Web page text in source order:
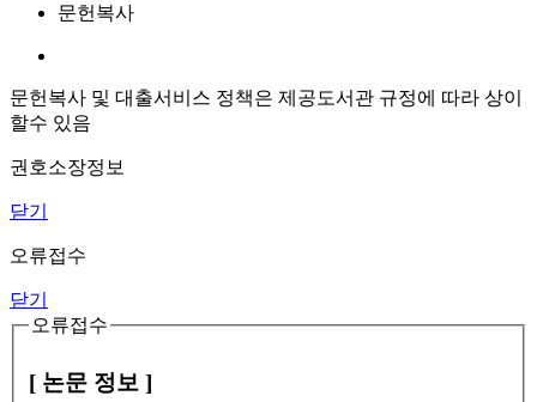
문헌복사
문헌복사 및 대출서비스 정책은 제공도서관 규정에 따라 상이
할수 있음
권호소장정보
닫기
오류접수
닫기
오류접수
[ 논문 정보 ]